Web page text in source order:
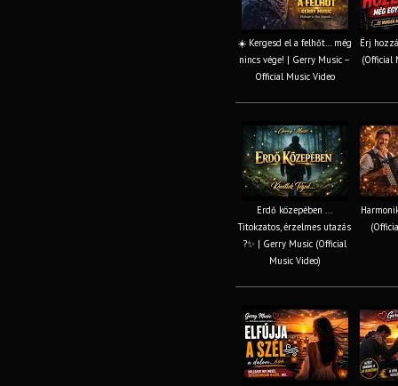
☀️ Kergesd el a felhőt… még
nincs vége! | Gerry Music –
Official Music Video
Érj
(Official
Erdő közepében ...
Titokzatos, érzelmes utazás
?✨ | Gerry Music (Official
Music Video)